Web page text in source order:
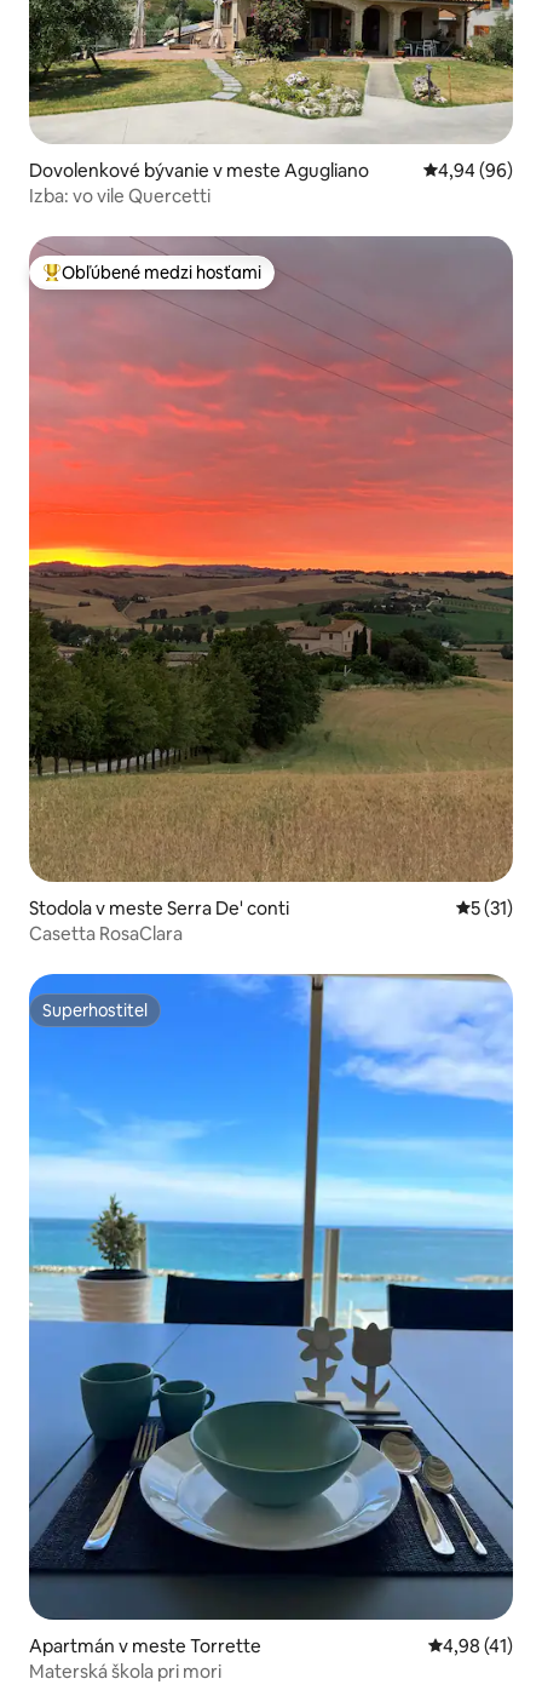
Dovolenkové bývanie v meste Agugliano Priemerné
4,94 (96)
Izba: vo vile Quercetti
Najobľúbenejšie medzi hosťami
Obľúbené medzi hosťami
Stodola v meste Serra De' conti
5 (31)
Casetta RosaClara
Superhostiteľ
Superhostiteľ
Apartmán v meste Torrette Priemerné
4,98 (41)
Materská škola pri mori